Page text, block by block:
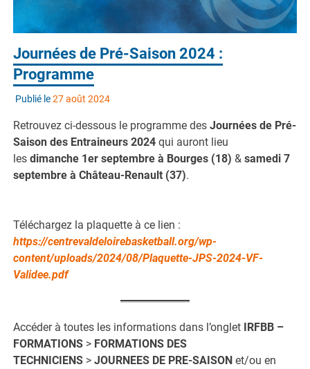
Journées de Pré-Saison 2024 :
Programme
Publié le27 août 2024
Retrouvez ci-dessous le programme desJournées de Pré-
Saison des Entraineurs 2024qui auront lieu
lesdimanche 1er septembre à Bourges (18) &samedi 7
septembre à Château-Renault (37).
Téléchargez la plaquette à ce lien :
https://centrevaldeloirebasketball.org/wp-
content/uploads/2024/08/Plaquette-JPS-2024-VF-
Validee.pdf
Accéder à toutes les informations dans l’onglet IRFBB –
FORMATIONS > FORMATIONS DES
TECHNICIENS >JOURNEES DE PRE-SAISON et/ou en